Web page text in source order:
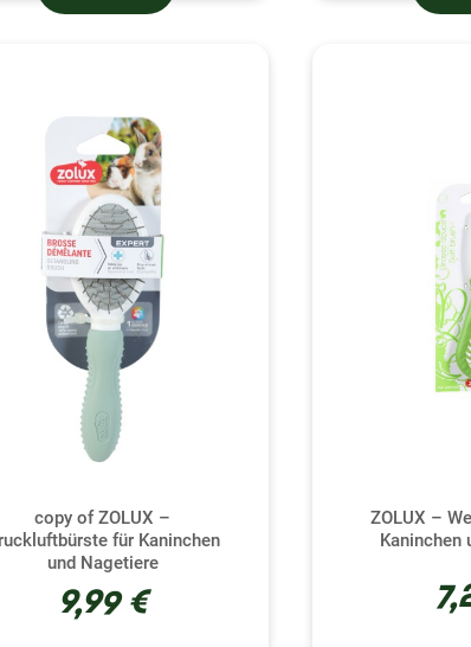
copy of ZOLUX –
für Kaninchen
und Nagetiere
9,99 €
ZOLUX –
Kaninchen